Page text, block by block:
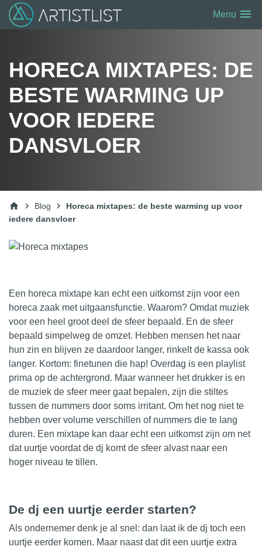
Menu menu
HORECA MIXTAPES: DE
BESTE WARMING UP
VOOR IEDERE
DANSVLOER
home chevron_right Blog chevron_right
Horeca mixtapes: de beste warming up voor
iedere dansvloer
Een horeca mixtape kan echt een uitkomst zijn voor een
horeca zaak met uitgaansfunctie. Waarom? Omdat muziek
voor een heel groot deel de sfeer bepaald. En de sfeer
bepaald simpelweg de omzet. Hebben mensen het naar
hun zin en blijven ze daardoor langer, rinkelt de kassa ook
langer. Kortom: finetunen die hap! Overdag is een playlist
prima op de achtergrond. Maar wanneer het drukker is en
de muziek de sfeer meer gaat bepalen, zijn die stiltes
tussen de nummers door soms irritant. Om het nog niet te
hebben over volume verschillen of nummers die te lang
duren. Een mixtape kan daar echt een uitkomst zijn om net
dat uurtje voordat de dj komt de sfeer alvast naar een
hoger niveau te tillen.
De dj een uurtje eerder starten?
Als ondernemer denk je al snel: dan laat ik de dj toch een
uurtje eerder komen. Maar naast dat dit een uurtje extra